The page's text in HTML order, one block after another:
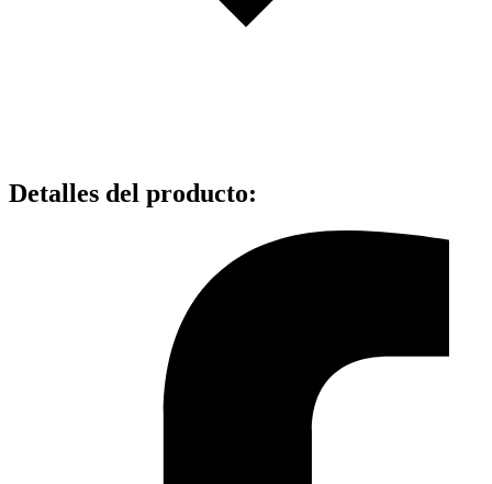
Detalles del producto: